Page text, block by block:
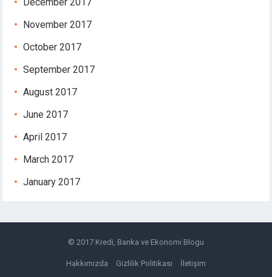
November 2017
October 2017
September 2017
August 2017
June 2017
April 2017
March 2017
January 2017
© 2017 Kredi, Banka ve Ekonomi Blogu
Hakkımızda Gizlilik Politikası İletişim